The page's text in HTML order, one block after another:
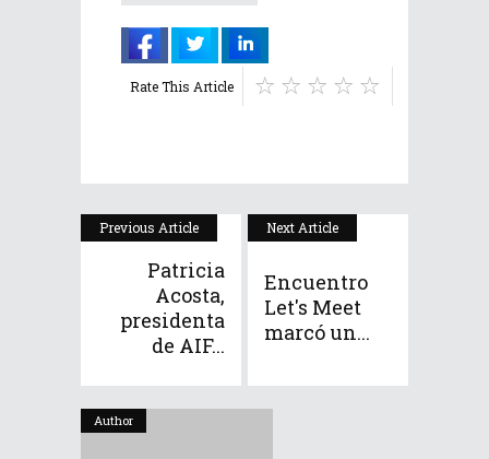
Rate This Article
Previous Article
Patricia
Acosta,
presidenta
de AIF...
Next Article
Encuentro
Let's Meet
marcó un...
Author